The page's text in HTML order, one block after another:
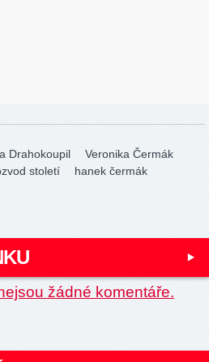
Drahokoupil
Veronika Čermák
století hanek čermák
žádné komentáře.